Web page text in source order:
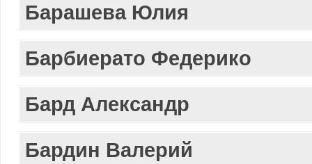
Барашева Юлия
Барбиерато Федерико
Бард Александр
Бардин Валерий